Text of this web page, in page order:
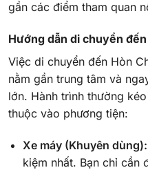
gần các điểm tham quan
Hướng dẫn di chuyển
Việc di chuyển đến Hòn
nằm gần trung tâm và
lớn. Hành trình thường
thuộc vào phương tiện:
Xe máy (Khuyên dùng):
kiệm nhất. Bạn chỉ cần